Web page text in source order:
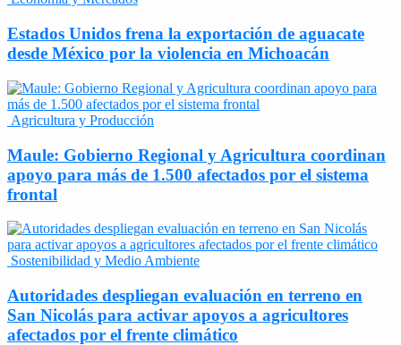
Estados Unidos frena la exportación de aguacate
desde México por la violencia en Michoacán
Agricultura y Producción
Maule: Gobierno Regional y Agricultura coordinan
apoyo para más de 1.500 afectados por el sistema
frontal
Sostenibilidad y Medio Ambiente
Autoridades despliegan evaluación en terreno en
San Nicolás para activar apoyos a agricultores
afectados por el frente climático